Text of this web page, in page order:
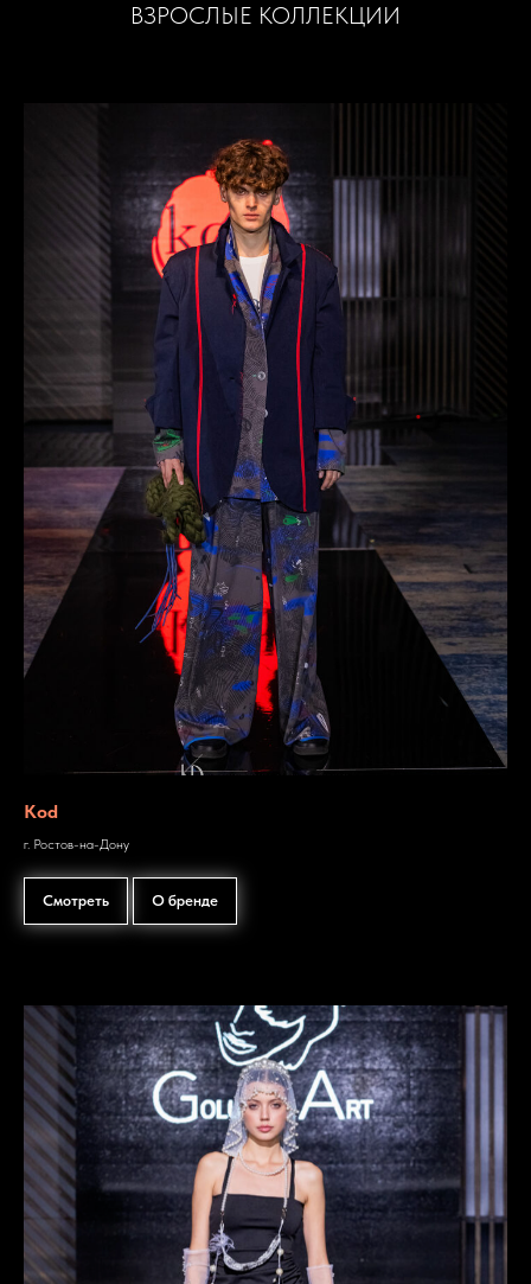
ВЗРОСЛЫЕ КОЛЛЕКЦИИ
Kod
г. Ростов-на-Дону
Смотреть О бренде